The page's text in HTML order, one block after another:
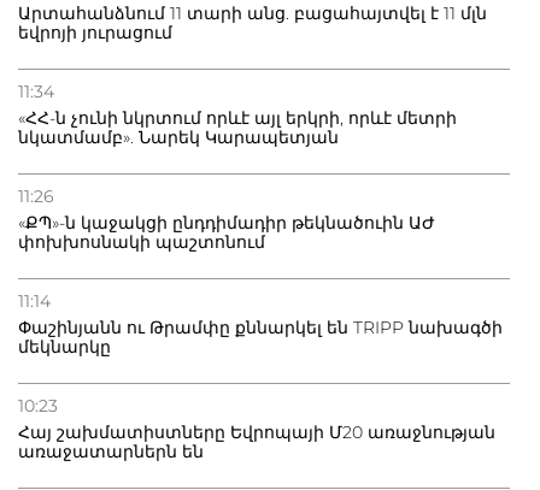
Արտահանձնում 11 տարի անց. բացահայտվել է 11 մլն
եվրոյի յուրացում
11:34
«ՀՀ-ն չունի նկրտում որևէ այլ երկրի, որևէ մետրի
նկատմամբ». Նարեկ Կարապետյան
11:26
«ՔՊ»-ն կաջակցի ընդդիմադիր թեկնածուին ԱԺ
փոխխոսնակի պաշտոնում
11:14
Փաշինյանն ու Թրամփը քննարկել են TRIPP նախագծի
մեկնարկը
10:23
Հայ շախմատիստները Եվրոպայի Մ20 առաջնության
առաջատարներն են